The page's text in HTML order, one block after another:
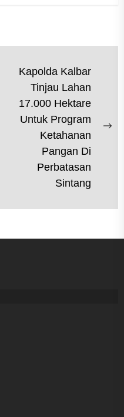
Kapolda Kalbar
Tinjau Lahan
17.000 Hektare
Untuk Program
Ketahanan
Pangan Di
Perbatasan
Sintang